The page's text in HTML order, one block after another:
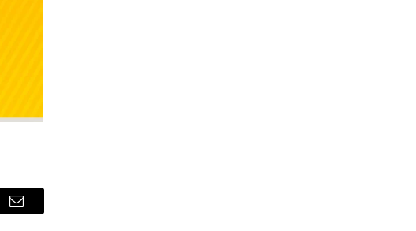
Email